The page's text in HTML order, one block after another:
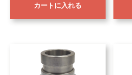
カートに入れる